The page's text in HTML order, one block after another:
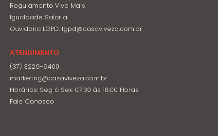
Regulamento Viva Mais
Igualdade Salarial
Ouvidoria LGPD: lgpd@casaviveza.com.br
ATENDIMENTO
(37) 3229-9400
marketing@casaviveza.com.br
Horários: Seg á Sex: 07:30 ás 18:00 Horas
Fale Conosco